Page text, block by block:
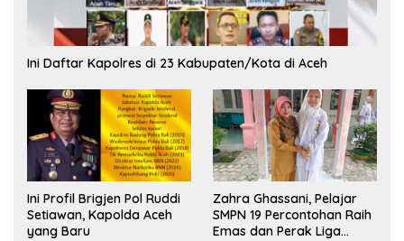
Ini Daftar Kapolres di 23 Kabupaten/Kota di Aceh
Ini Profil Brigjen Pol Ruddi
Setiawan, Kapolda Aceh
yang Baru
Zahra Ghassani, Pelajar
SMPN 19 Percontohan Raih
Emas dan Perak Liga